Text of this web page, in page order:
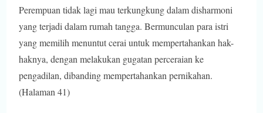
Perempuan tidak lagi mau terkungkung dalam disharmoni
yang terjadi dalam rumah tangga. Bermunculan para istri
yang memilih menuntut cerai untuk mempertahankan hak-
haknya, dengan melakukan gugatan perceraian ke
pengadilan, dibanding mempertahankan pernikahan.
(Halaman 41)